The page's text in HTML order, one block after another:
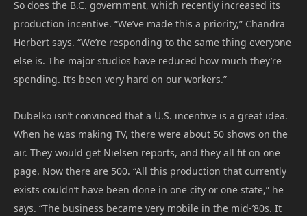
So does the B.C. government, which recently increased its
production incentive. “We’ve made this a priority,” Chandra
Herbert says. “We’re responding to the same thing everyone
else is. The major studios have reduced how much they’re
spending. It’s been very hard on our workers.”
Dubelko isn’t convinced that a U.S. incentive is a great idea.
When he was making TV, there were about 50 shows on the
air. They would get Nielsen reports, and they all fit on one
page. Now there are 500. “All this production that currently
exists couldn’t have been done in one city or one state,” he
says. “The business became very mobile in the mid-’80s. It